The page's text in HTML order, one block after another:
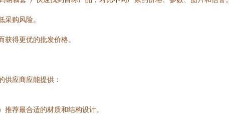
采购风险。
获得更优的批发价格。
供应商应能提供：
推荐最合适的材质和结构设计。